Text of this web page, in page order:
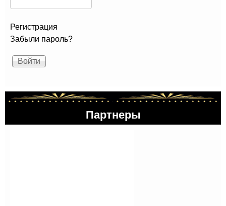
Регистрация
Забыли пароль?
Партнеры